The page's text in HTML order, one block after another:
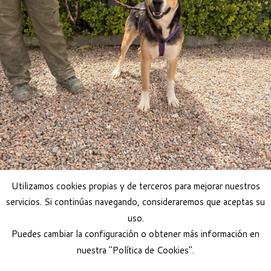
Utilizamos cookies propias y de terceros para mejorar nuestros
servicios. Si continúas navegando, consideraremos que aceptas su
uso.
Puedes cambiar la configuración o obtener más información en
nuestra "Política de Cookies".